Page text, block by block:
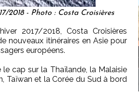
2018 - Photo : Costa Croisières
2017/2018, Costa Croisières
nouveaux itinéraires en Asie pour
européens.
cap sur la Thaïlande, la Malaisie
Taïwan et la Corée du Sud à bord